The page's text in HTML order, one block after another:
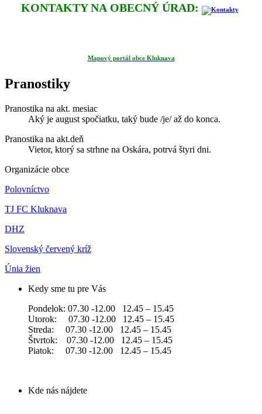
KONTAKTY NA OBECNÝ ÚRAD:
Mapový portál obce Kluknava
Pranostiky
Pranostika na akt. mesiac
Aký je august spočiatku, taký bude /je/ až do konca.
Pranostika na akt.deň
Vietor, ktorý sa strhne na Oskára, potrvá štyri dni.
Organizácie obce
Polovníctvo
TJ FC Kluknava
DHZ
Slovenský červený kríž
Únia žien
Kedy sme tu pre Vás
Pondelok: 07.30 -12.00 12.45 – 15.45
Utorok: 07.30 -12.00 12.45 – 15.45
Streda: 07.30 -12.00 12.45 – 15.45
Štvrtok: 07.30 -12.00 12.45 – 15.45
Piatok: 07.30 -12.00 12.45 – 15.45
Kde nás nájdete